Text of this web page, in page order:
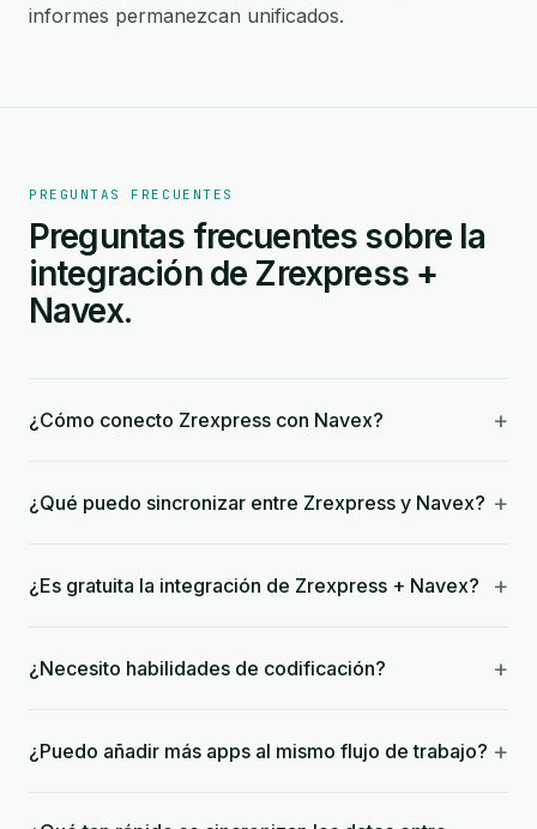
informes permanezcan unificados.
PREGUNTAS FRECUENTES
Preguntas frecuentes sobre la
integración de Zrexpress +
Navex.
¿Cómo conecto Zrexpress con Navex? +
¿Qué puedo sincronizar entre Zrexpress y Navex? +
¿Es gratuita la integración de Zrexpress + Navex? +
¿Necesito habilidades de codificación? +
¿Puedo añadir más apps al mismo flujo de trabajo? +